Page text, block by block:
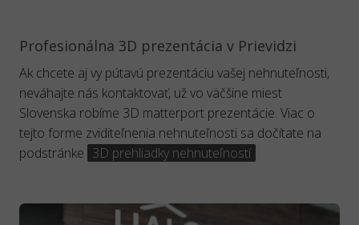
Profesionálna 3D prezentácia v Prievidzi
Ak chcete aj vy pútavú prezentáciu vašej nehnuteľnosti,
neváhajte nás kontaktovať, už vo väčšine miest
Slovenska robíme 3D matterport prezentácie. Viac o
tejto forme zviditeľnenia nehnuteľnosti sa dočítate na
podstránke 3D prehliadky nehnuteľností